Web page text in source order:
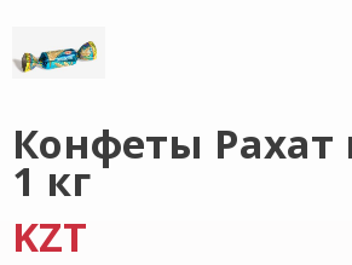
Конфеты Рахат
1 кг
KZT